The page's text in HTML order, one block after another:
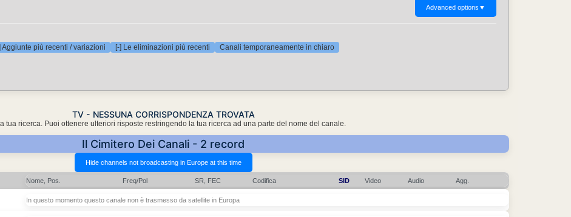
Advanced options ▼
Aggiunte più recenti / variazioni [-] Le eliminazioni più recenti Canali temporaneamente in chiaro
TV - NESSUNA CORRISPONDENZA TROVATA
tua ricerca. Puoi ottenere ulteriori risposte restringendo la tua ricerca ad una parte del nome del canale.
Il Cimitero Dei Canali - 2 record
Nome, Pos. Freq/Pol SR, FEC Codifica SID Video Audio Agg.
In questo momento questo canale non è trasmesso da satellite in Europa